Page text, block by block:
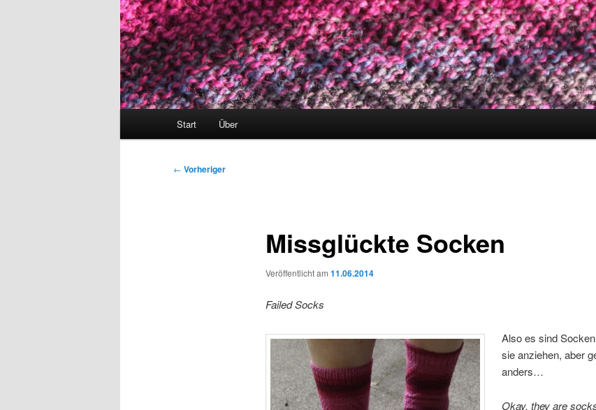
Start Über
Beitragsnavigation
← Vorheriger
Missglückte Socken
Veröffentlicht am 11.06.2014
Failed Socks
Also es sind
sie anziehen, aber
anders…
Okay, they are